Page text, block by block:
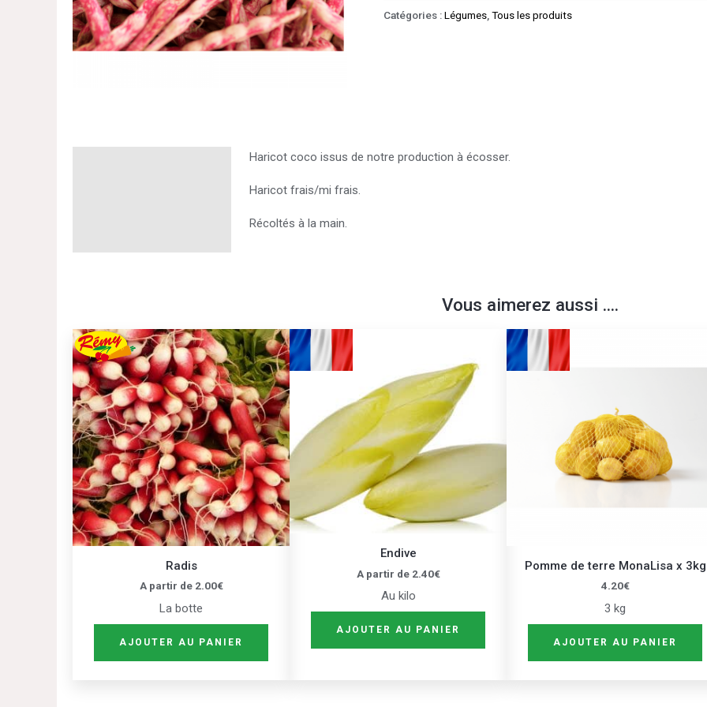
Catégories :Légumes ,Tous les produits
Haricot coco issus de notre production à écosser.
Haricot frais/mi frais.
Récoltés à la main.
Vous aimerez aussi ....
Radis
A partir de 2.00€
La botte
AJOUTER AU PANIER
Ce
produit
a
plusieurs
variations.
Les
options
peuvent
être
choisies
Endive
A partir de 2.40€
Au kilo
AJOUTER AU PANIER
produit
Les
peuvent
être
du
Pomme de terre MonaLisa x 3kg
4.20€
3 kg
AJOUTER AU PANIER